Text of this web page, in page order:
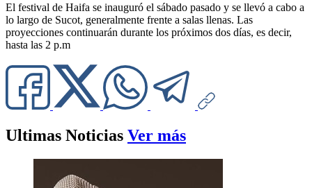
El festival de Haifa se inauguró el sábado pasado y se llevó a cabo a
lo largo de Sucot, generalmente frente a salas llenas. Las
proyecciones continuarán durante los próximos dos días, es decir,
hasta las 2 p.m
Ultimas Noticias Ver más